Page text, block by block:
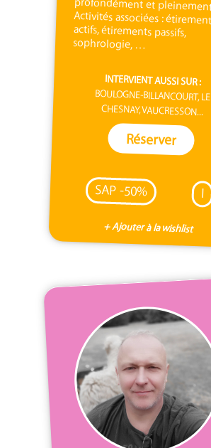
sophrologie, …
INTERVIENT AUSSI SUR :
BOULOGNE-BILLANCOURT, LE
CHESNAY, VAUCRESSON...
Réserver
SAP -50% I
+ Ajouter à la wishlist